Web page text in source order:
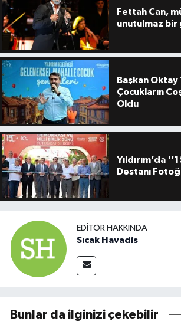
Fettah Can,
unutulmaz bir
Başkan Oktay
Çocukların
Oldu
Yıldırım’da
Destanı
EDITÖR HAKKINDA
Sıcak Havadis
Bunlar da ilginizi çekebilir